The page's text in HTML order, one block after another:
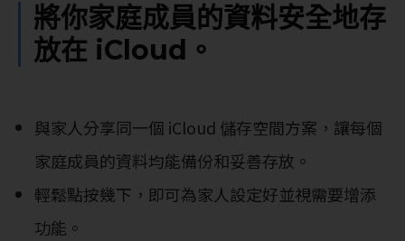
將你家庭成員的資料安全地存
放在 iCloud。
與家人分享同一個 iCloud 儲存空間方案，讓每個
家庭成員的資料均能備份和妥善存放。
輕鬆點按幾下，即可為家人設定好並視需要增添
功能。